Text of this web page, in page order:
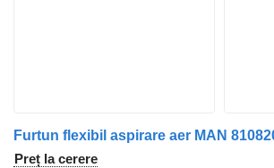
Preț la cerere